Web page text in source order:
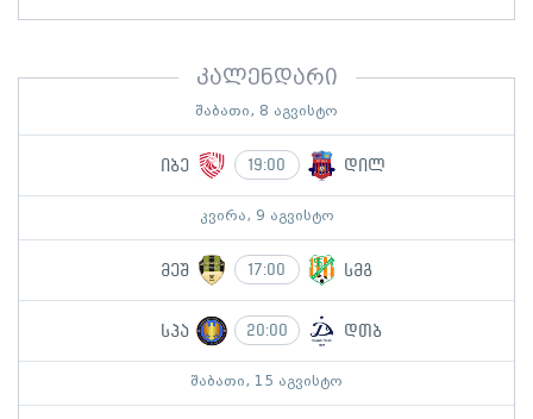
კალენდარი
შაბათი, 8 აგვისტო
იბე 19:00 დილ
კვირა, 9 აგვისტო
მეშ 17:00 სმგ
სპა 20:00 დთბ
შაბათი, 15 აგვისტო